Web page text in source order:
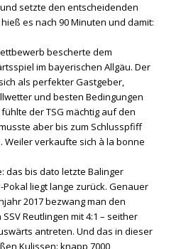
setzte den entscheidenden
es nach 90 Minuten und damit:
bescherte dem
im bayerischen Allgäu. Der
als perfekter Gastgeber,
und besten Bedingungen
der TSG mächtig auf den
aber bis zum Schlusspfiff
Weiler verkaufte sich à la bonne
das bis dato letzte Balinger
Pokal liegt lange zurück. Genauer
2017 bezwang man den
Reutlingen mit 4:1 – seither
antreten. Und das in dieser
Kulissen: knapp 7000